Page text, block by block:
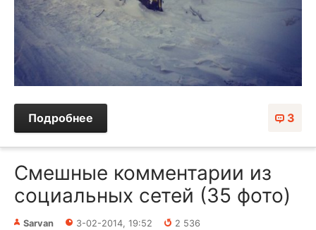
3
Подробнее
Смешные комментарии из
социальных сетей (35 фото)
Sarvan 3-02-2014, 19:52
2 536